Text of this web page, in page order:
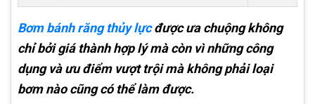
Bơm bánh răng thủy lựcđược ưa chuộng không
chỉ bởi giá thành hợp lý mà còn vì những công
dụng và ưu điểm vượt trội mà không phải loại
bơm nào cũng có thể làm được.